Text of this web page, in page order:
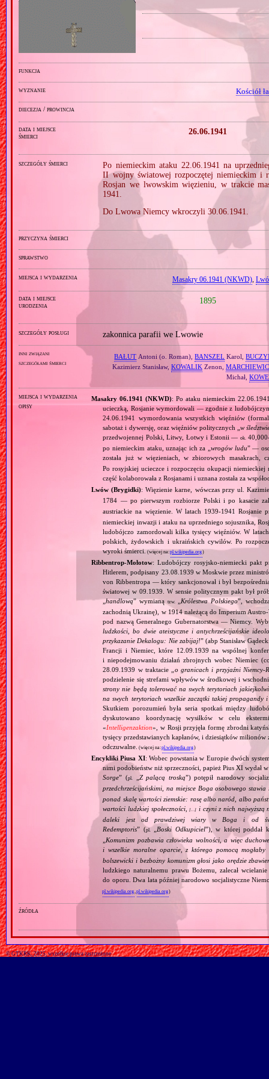
funkcja
wyznanie Kościół
diecezja / prowincja
data i miejsce
śmierci
26.06.1941
szczegóły śmierci
Po niemieckim ataku 22.06.1941 na
II wojny światowej rozpoczętej niemieckim i
Rosjan we lwowskim więzieniu, w trakcie
1941.
Do Lwowa Niemcy wkroczyli 30.06.1941.
przyczyna śmierci
sprawstwo
miejsca i wydarzenia Masakry 06.1941 (NKWD),
data i miejsce
urodzenia
1895
szczegóły posługi zakonnica parafii we Lwowie
inni związani
szczegółami śmierci
BAŁUT Antoni (o. Roman),BANSZEL Karol,
Kazimierz Stanisław, KOWALIKZenon,
Michał,
miejsca i wydarzenia
opisy
Masakry 06.1941 (NKWD): Po ataku niemieckim
ucieczką, Rosjanie wymordowali — zgodnie z
24.06.1941 wymordowania wszystkich więźniów
sabotaż i dywersję, oraz więźniów politycznych „ w
przedwojennej Polski, Litwy, Łotwy i Estonii — ok.
po niemieckim ataku, uznając ich za „wrogów ludu” —
została już w więzieniach, w zbiorowych masakrach,
Po rosyjskiej ucieczce i rozpoczęciu okupacji
część kolaborowała z Rosjanami i uznana została za
Lwów (Brygidki): Więzienie karne, wówczas przy ul.
1784 — po pierwszym rozbiorze Polski i po kasacie
austriackie na więzienie. W latach 1939‐1941
niemieckiej inwazji i ataku na uprzedniego sojusznika,
ludobójczo zamordowali kilka tysięcy więźniów. W
polskich, żydowskich i ukraińskich cywilów. Po
wyroki śmierci.(więcej na:pl.wikipedia.org)
Ribbentrop‐Mołotow: Ludobójczy rosyjsko‐niemiecki pakt
Hitlerem, podpisany 23.08.1939 w Moskwie przez
von Ribbentropa — który sankcjonował i był
światowej w 09.1939. W sensie politycznym pakt był
„handlową” wymianą tzw. Królestwa Polskiego”,
zachodnią Ukrainę), w 1914 należącą do Imperium
pod nazwą Generalnego Gubernatorstwa — Niemcy.
ludzkości, bo dwie ateistyczne i antychrześcijańskie
przykazanie Dekalogu: Nie zabijaj!” (abp Stanisław
Francji i Niemiec, które 12.09.1939 na wspólnej
i niepodejmowaniu działań zbrojnych wobec Niemiec
28.09.1939 w traktacie „ o granicach i przyjaźni
podzielenie się strefami wpływów w środkowej i
strony nie będą tolerować na swych terytoriach
na swych terytoriach wszelkie zaczątki takiej
Skutkiem porozumień była seria spotkań między
dyskutowano koordynację wysiłków w celu
«Intelligenzaktion», w Rosji przyjęła formę zbrodni
tysięcy przedstawianych kapłanów, i dziesiątków
odczuwalne. (więcej na:pl.wikipedia.org)
Encykliki Piusa XI: Wobec powstania w Europie dwóch
nimi podobieństw niż sprzeczności, papież Pius XI
Sorge” (pl. Z palącą troską”) potępił narodowy
przedchrześcijańskimi, na miejsce Boga osobowego
ponad skalę wartości ziemskie: rasę albo naród, albo
wartości ludzkiej społeczności,[…] i czyni z nich najwyższą
daleki jest od prawdziwej wiary w Boga i od
Redemptoris” (pl. Boski Odkupiciel”), w której poddał
Komunizm pozbawia człowieka wolności, a więc
i wszelkie moralne oparcie, z którego pomocą
bolszewicki i bezbożny komunizm głosi jako orędzie
ludzkiego naturalnemu prawu Bożemu, zalecał
do oporu. Dwa lata później narodowo socjalistyczne
pl.wikipedia.org,pl.wikipedia.org)
źródła
© GTKRK, 2025, wszelkie prawa zastrzeżone